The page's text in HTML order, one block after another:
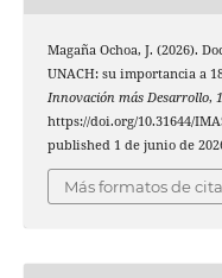
Magaña Ochoa, J. (2026).
UNACH: su importancia a
Innovación más Desarrollo,
https://doi.org/10.31644/
published 1 de junio de
Más formatos de cita